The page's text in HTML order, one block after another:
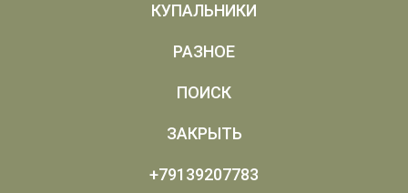
КУПАЛЬНИКИ
РАЗНОЕ
ПОИСК
ЗАКРЫТЬ
+79139207783